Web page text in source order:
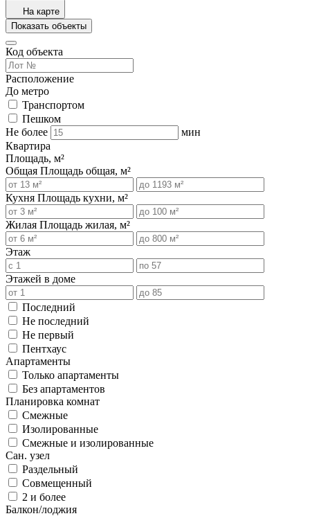
На карте
Показать объекты
Код объекта
Расположение
До метро
Транспортом
Пешком
Не более
мин
Квартира
Площадь, м²
Общая Площадь общая, м²
Кухня Площадь кухни, м²
Жилая Площадь жилая, м²
Этаж
Этажей в доме
Последний
Не последний
Не первый
Пентхаус
Апартаменты
Только апартаменты
Без апартаментов
Планировка комнат
Смежные
Изолированные
Смежные и изолированные
Сан. узел
Раздельный
Совмещенный
2 и более
Балкон/лоджия